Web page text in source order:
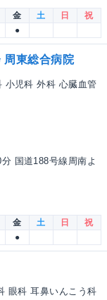
金 土 日
祝
●
周東総合病院
小児科 外科 心臓血管
国道188号線周南よ
金 土 日
祝
●
眼科 耳鼻いんこう科